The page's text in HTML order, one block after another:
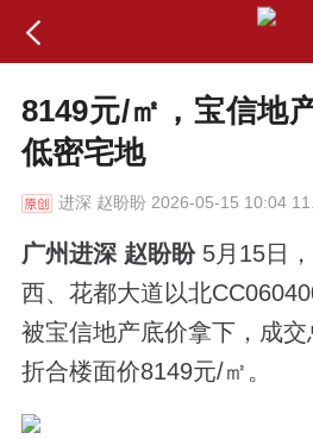
8149元/㎡，宝信地
低密宅地
进深 赵盼盼 2026-05-15 10:04
广州进深 赵盼盼5月15日
西、花都大道以北
被宝信地产底价拿下，成交
折合楼面价8149元/㎡。